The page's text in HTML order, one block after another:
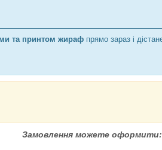
та принтом жираф прямо зараз і
Замовлення можете оформити: